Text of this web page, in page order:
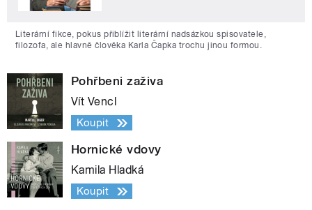
Literární fikce, pokus přiblížit literární nadsázkou spisovatele,
filozofa, ale hlavně člověka Karla Čapka trochu jinou formou.
Pohřbeni zaživa
Vít Vencl
Koupit
Hornické vdovy
Kamila Hladká
Koupit